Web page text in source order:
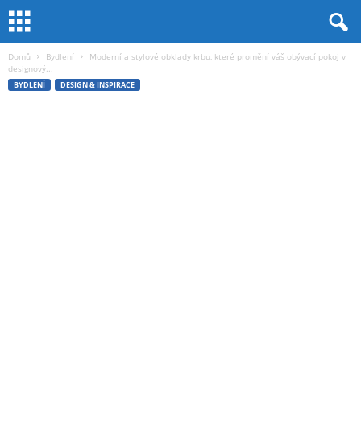
Domů Bydlení
Moderní a stylové obklady krbu, které promění váš obývací pokoj v
designový...
BYDLENÍ DESIGN & INSPIRACE